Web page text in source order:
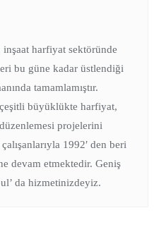
inşaat harfiyat sektöründe
bu güne kadar üstlendiği
tamamlamıştır.
büyüklükte harfiyat,
projelerini
1992′ den beri
devam etmektedir. Geniş
da hizmetinizdeyiz.